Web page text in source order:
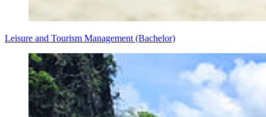
Leisure and Tourism Management (Bachelor)